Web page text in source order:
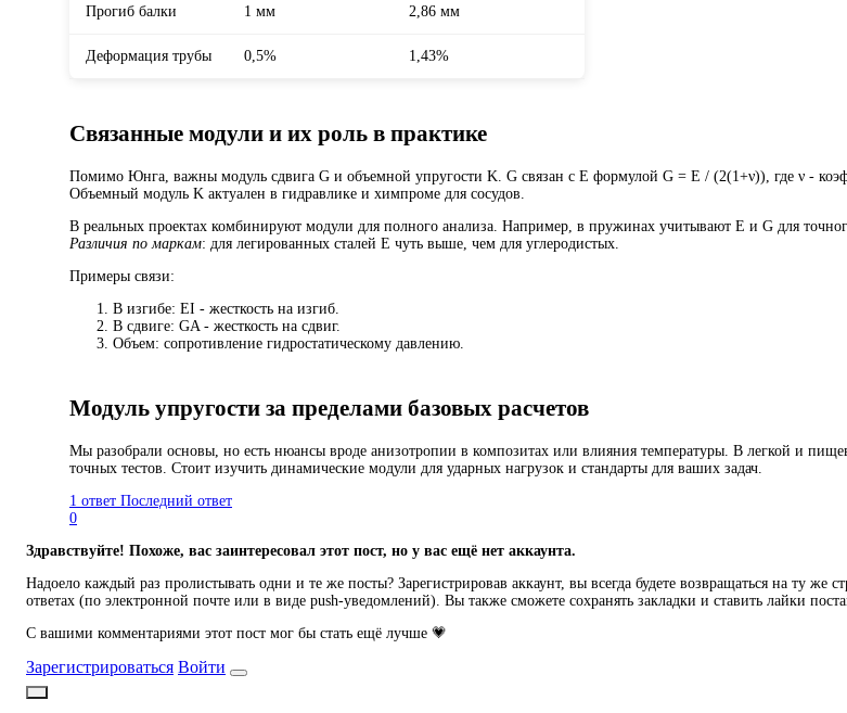
Прогиб балки 1 мм 2,86 мм
Деформация трубы 0,5% 1,43%
Связанные модули и их роль в практике
Помимо Юнга, важны модуль сдвига G и объемной упругости K. G связан с E формулой G = E / (2(1+ν)), где ν -
Объемный модуль K актуален в гидравлике и химпроме для сосудов.
В реальных проектах комбинируют модули для полного анализа. Например, в пружинах учитывают E и G для
Различия по маркам: для легированных сталей E чуть выше, чем для углеродистых.
Примеры связи:
В изгибе: EI - жесткость на изгиб.
В сдвиге: GA - жесткость на сдвиг.
Объем: сопротивление гидростатическому давлению.
Модуль упругости за пределами базовых расчетов
Мы разобрали основы, но есть нюансы вроде анизотропии в композитах или влияния температуры. В легкой и
точных тестов. Стоит изучить динамические модули для ударных нагрузок и стандарты для ваших задач.
1 ответ Последний ответ
0
Здравствуйте! Похоже, вас заинтересовал этот пост, но у вас ещё нет аккаунта.
Надоело каждый раз пролистывать одни и те же посты? Зарегистрировав аккаунт, вы всегда будете возвращаться на ту
ответах (по электронной почте или в виде push-уведомлений). Вы также сможете сохранять закладки и ставить лайки
С вашими комментариями этот пост мог бы стать ещё лучше 💗
Зарегистрироваться Войти